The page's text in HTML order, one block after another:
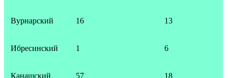
Вурнарский 16 13
Ибресинский 1 6
Канашский 57 18